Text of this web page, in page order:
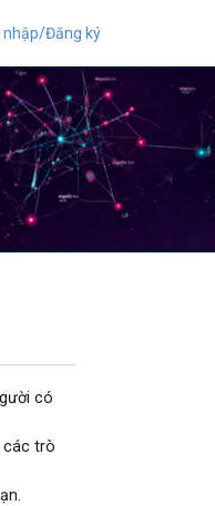
nhập/Đăng ký
có
các trò